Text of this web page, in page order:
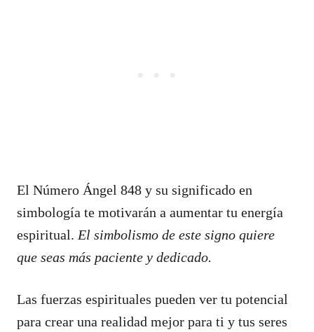
El Número Ángel 848 y su significado en
simbología te motivarán a aumentar tu energía
espiritual. El simbolismo de este signo quiere
que seas más paciente y dedicado.
Las fuerzas espirituales pueden ver tu potencial
para crear una realidad mejor para ti y tus seres